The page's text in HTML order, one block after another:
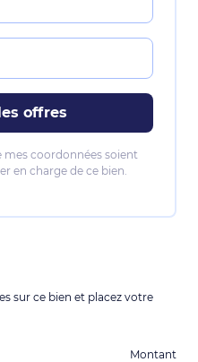
offres
mes coordonnées soient
en charge de ce bien.
sur ce bien et placez votre
Montant